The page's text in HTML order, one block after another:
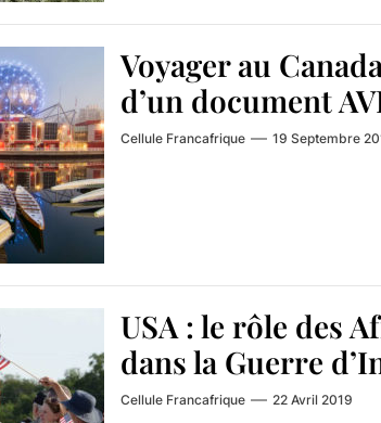
Voyager au
d’un document
Cellule Francafrique 19 Septembre
USA : le rôle des
dans la Guerre
Cellule Francafrique 22 Avril 2019